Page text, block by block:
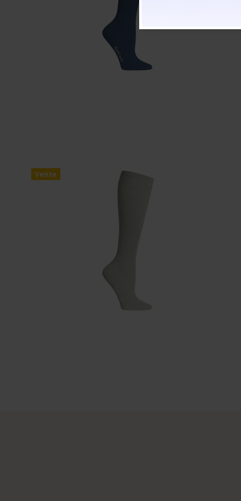
Vente